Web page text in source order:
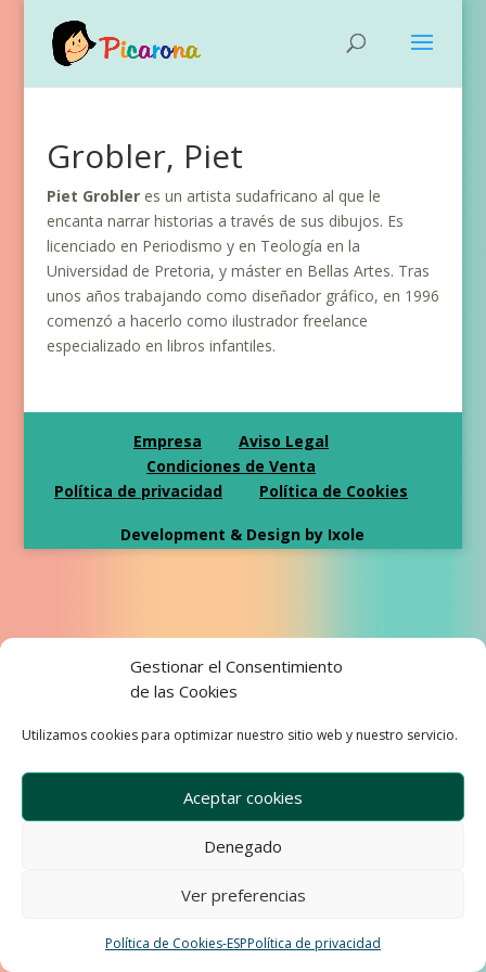
Gestionar el Consentimiento
de las Cookies
Utilizamos cookies para optimizar nuestro sitio web y nuestro servicio.
Aceptar cookies
Denegado
Ver preferencias
Política de Cookies-ESPPolítica de privacidad
Grobler, Piet
Piet Grobleres un artista sudafricano al que le
encanta narrar historias a través de sus dibujos. Es
licenciado en Periodismo y en Teología en la
Universidad de Pretoria, y máster en Bellas Artes. Tras
unos años trabajando como diseñador gráfico, en 1996
comenzó a hacerlo como ilustrador freelance
especializado en libros infantiles.
Empresa
Aviso Legal
Condiciones de Venta
Política de privacidad
Política de Cookies
Development & Design by Ixole